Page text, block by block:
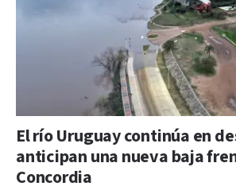
El río Uruguay continúa en
anticipan una nueva baja
Concordia